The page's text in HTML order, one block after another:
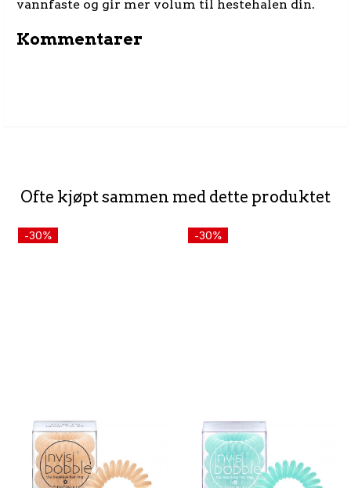
vannfaste og gir mer volum til hestehalen din.
Kommentarer
Ofte kjøpt sammen med dette produktet
-30% -30%